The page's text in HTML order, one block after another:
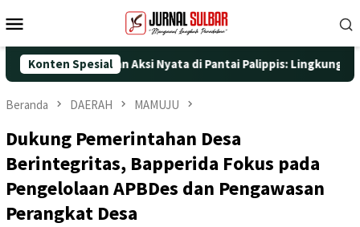
ke
Mobile
Konten Spesial
25 dengan Aksi Nyata di Pantai Palippis: Lingkungan dan
Beranda DAERAH MAMUJU
Dukung Pemerintahan Desa
Berintegritas, Bapperida Fokus pada
Pengelolaan APBDes dan Pengawasan
Perangkat Desa